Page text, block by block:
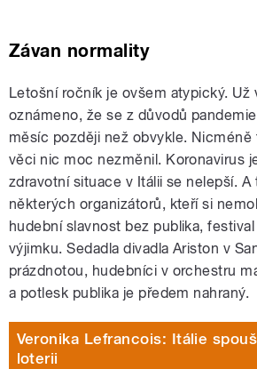
Závan normality
Letošní ročník je ovšem atypický. Už
oznámeno, že se z důvodů
měsíc později než obvykle. Nicméně
věci nic moc nezměnil. Koronavirus
zdravotní situace v Itálii se nelepší.
některých organizátorů, kteří si
hudební slavnost bez publika,
výjimku. Sedadla divadla Ariston v
prázdnotou, hudebníci v orchestru
a potlesk publika je předem nahraný.
Veronika Lefrancois: Itálie
loterii